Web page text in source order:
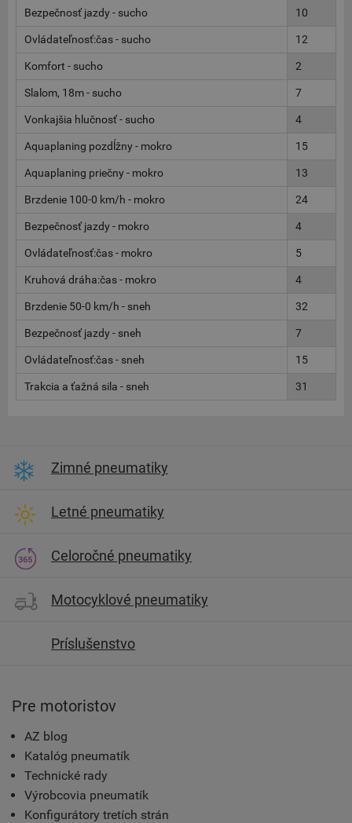
Bezpečnosť jazdy - sucho 10
Ovládateľnosť:čas - sucho 12
Komfort - sucho 2
Slalom, 18m - sucho 7
Vonkajšia hlučnosť - sucho 4
Aquaplaning pozdĺžny - mokro 15
Aquaplaning priečny - mokro 13
Brzdenie 100-0 km/h - mokro 24
Bezpečnosť jazdy - mokro 4
Ovládateľnosť:čas - mokro 5
Kruhová dráha:čas - mokro 4
Brzdenie 50-0 km/h - sneh 32
Bezpečnosť jazdy - sneh 7
Ovládateľnosť:čas - sneh 15
Trakcia a ťažná sila - sneh 31
Zimné pneumatiky
Letné pneumatiky
Celoročné pneumatiky
Motocyklové pneumatiky
Príslušenstvo
Pre motoristov
AZ blog
Katalóg pneumatík
Technické rady
Výrobcovia pneumatík
Konfigurátory tretích strán